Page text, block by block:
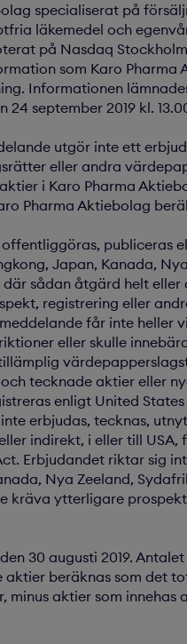
specialiserat på
läkemedel och
på Nasdaq
som Karo
Informationen
september 2019 kl.
utgör inte ett
eller andra
i Karo Pharma
Pharma Aktiebolag
publiceras
Japan, Kanada,
där sådan åtgärd helt
registrering eller
får inte heller
eller skulle
tecknade aktier eller
enligt United
erbjudas, tecknas,
indirekt, i eller till
Erbjudandet riktar sig
Nya Zeeland,
kräva ytterligare
30 augusti 2019.
aktier beräknas som det
minus aktier som